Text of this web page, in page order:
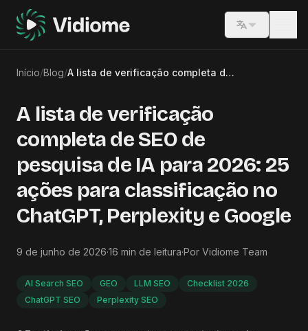
Switch
Início/Blog/ A lista de verificação completa de SEO de pesquisa de IA para 2026: 25 ações para classificação no ChatGPT, Perplexity e Google
A lista de verificação
completa de SEO de
pesquisa de IA para 2026: 25
ações para classificação no
ChatGPT, Perplexity e Google
9 de junho de 2026·16 min de leitura·Por Vidiome Team
AI Search SEO GEO LLM SEO
Checklist 2026
ChatGPT SEO
Perplexity SEO